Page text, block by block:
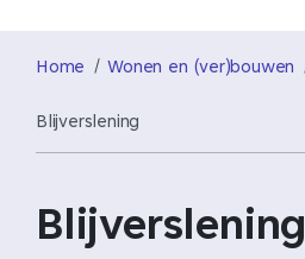
Home Wonen en (ver)bouwen
Blijverslening
Blijverslening